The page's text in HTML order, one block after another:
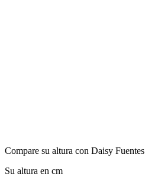
Compare su altura con Daisy Fuentes
Su altura en cm